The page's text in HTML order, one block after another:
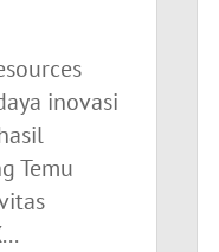
inovasi
Temu